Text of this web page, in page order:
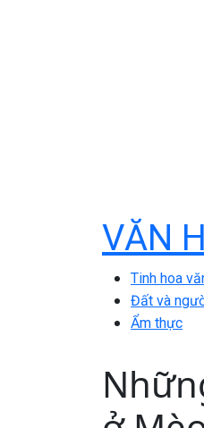
VĂN
Tinh hoa
Đất và
Ẩm thực